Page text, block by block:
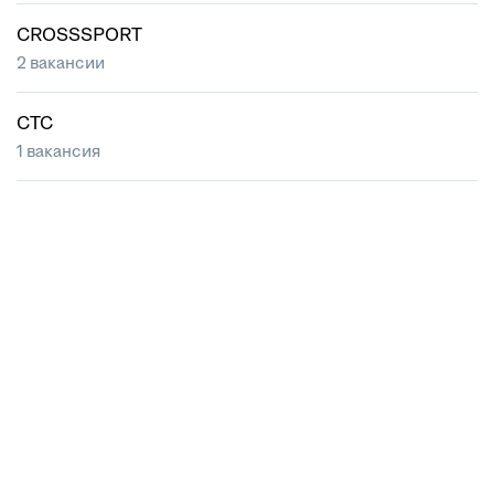
CROSSSPORT
2 вакансии
CTC
1 вакансия